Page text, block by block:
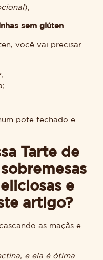
);
sem glúten
você vai precisar
pote fechado e
Tarte de
e
artigo?
as maçãs e
e ela é ótima